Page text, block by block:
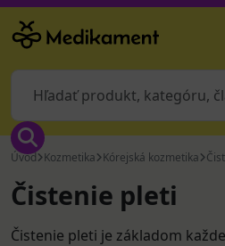
Úvod Kozmetika Kórejská kozmetika
Čistenie pleti
Čistenie pleti je základom